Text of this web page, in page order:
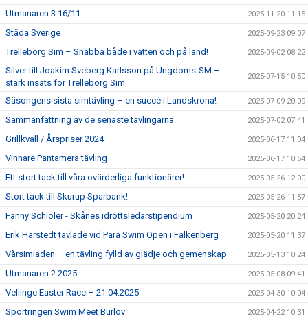
Utmanaren 3 16/11 2025-11-20 11:15
Städa Sverige 2025-09-23 09:07
Trelleborg Sim – Snabba både i vatten och på land! 2025-09-02 08:22
Silver till Joakim Sveberg Karlsson på Ungdoms-SM –
stark insats för Trelleborg Sim
2025-07-15 10:50
Säsongens sista simtävling – en succé i Landskrona! 2025-07-09 20:09
Sammanfattning av de senaste tävlingarna 2025-07-02 07:41
Grillkväll / Årspriser 2024 2025-06-17 11:04
Vinnare Pantamera tävling 2025-06-17 10:54
Ett stort tack till våra ovärderliga funktionärer! 2025-05-26 12:00
Stort tack till Skurup Sparbank! 2025-05-26 11:57
Fanny Schiöler - Skånes idrottsledarstipendium 2025-05-20 20:24
Erik Härstedt tävlade vid Para Swim Open i Falkenberg 2025-05-20 11:37
Vårsimiaden – en tävling fylld av glädje och gemenskap 2025-05-13 10:24
Utmanaren 2 2025 2025-05-08 09:41
Vellinge Easter Race – 21.04.2025 2025-04-30 10:04
Sportringen Swim Meet Burlöv 2025-04-22 10:31